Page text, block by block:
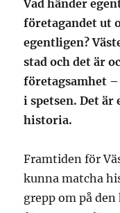
Vad händer
företagandet ut
egentligen?
stad och det är
företagsamhet –
i spetsen. Det är
historia.
Framtiden för
kunna matcha
grepp om på